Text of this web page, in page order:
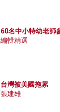
60名中小特幼老師
編輯精選
台灣被美國拖累
張建雄